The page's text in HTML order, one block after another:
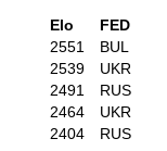
Elo
FED
2551
BUL
2539
UKR
2491
RUS
2464
UKR
2404 RUS